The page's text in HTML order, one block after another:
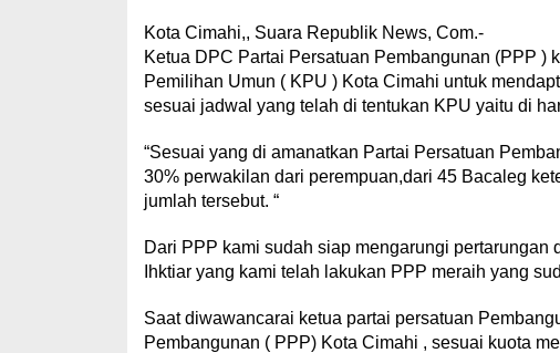
Kota Cimahi,, Suara Republik News, Com.-
Ketua DPC Partai Persatuan Pembangunan (PPP )
Pemilihan Umun ( KPU ) Kota Cimahi untuk
sesuai jadwal yang telah di tentukan KPU yaitu di
“Sesuai yang di amanatkan Partai Persatuan
30% perwakilan dari perempuan,dari 45 Bacaleg
jumlah tersebut. “
Dari PPP kami sudah siap mengarungi
Ihktiar yang kami telah lakukan PPP meraih yang
Saat diwawancarai ketua partai persatuan
Pembangunan ( PPP) Kota Cimahi , sesuai kuota